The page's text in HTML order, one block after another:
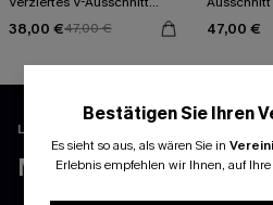
38,00 €47,00 € 47,00 €
LADEN UND FREISCHALTEN EXKLUSIVE
MEHR ERLEBEN MIT
Bestätigen Sie Ihren
Es sieht so aus, als wären Sie in
Erlebnis empfehlen wir Ihnen, auf